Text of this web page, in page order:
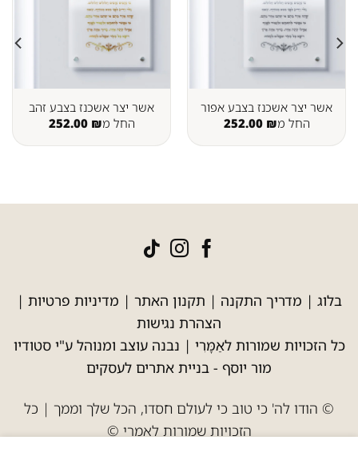
אשר יצר אשכנז בצבע אפור
החל מ
252.00 ₪
אשר יצר אשכנז בצבע זהב
החל מ
252.00 ₪
בלוג | מדריך התקנה | תקנון האתר | מדיניות פרטיות |
הצהרת נגישות
כל הזכויות שמורות לאַמָּרִי | נבנה עוצב ומנוהל ע"י סטודיו
מור יוסף - בניית אתרים לעסקים
© הודו לה' כי טוב כי לעולם חסדו, הכל שלך וממך | כל
הזכויות שמורות לאמרי ©